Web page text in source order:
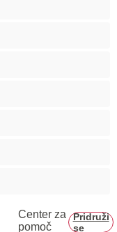
Center za
pomoč
Pridruži
se